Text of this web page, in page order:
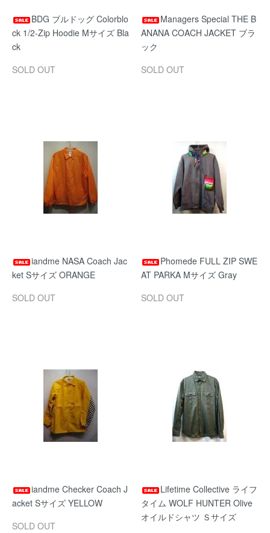
BDG ブルドッグ Colorblo
ck 1/2-Zip Hoodie Mサイズ Bla
ck
SOLD OUT
Managers Special THE B
ANANA COACH JACKET ブラ
ック
SOLD OUT
iandme NASA Coach Jac
ket Sサイズ ORANGE
SOLD OUT
Phomede FULL ZIP SWE
AT PARKA Mサイズ Gray
SOLD OUT
iandme Checker Coach J
acket Sサイズ YELLOW
SOLD OUT
Lifetime Collective ライフ
タイム WOLF HUNTER Olive
オイルドシャツ Ｓサイズ